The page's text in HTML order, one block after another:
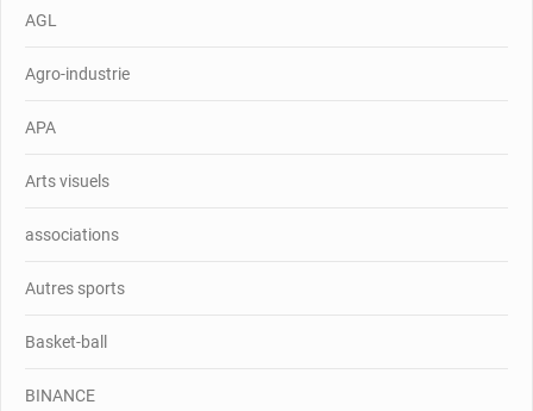
AGL
Agro-industrie
APA
Arts visuels
associations
Autres sports
Basket-ball
BINANCE